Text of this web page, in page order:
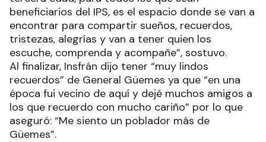
beneficiarios del IPS, es el espacio donde se van a
encontrar para compartir sueños, recuerdos,
tristezas, alegrías y van a tener quien los
escuche, comprenda y acompañe”, sostuvo.
Al finalizar, Insfrán dijo tener “muy lindos
recuerdos” de General Güemes ya que “en una
época fui vecino de aquí y dejé muchos amigos a
los que recuerdo con mucho cariño” por lo que
aseguró: “Me siento un poblador más de
Güemes”.